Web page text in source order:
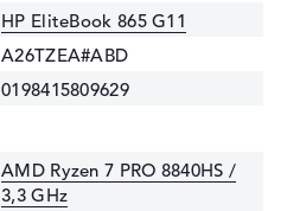
HP EliteBook 865 G11
A26TZEA#ABD
0198415809629
AMD Ryzen 7 PRO 8840HS /
3,3 GHz